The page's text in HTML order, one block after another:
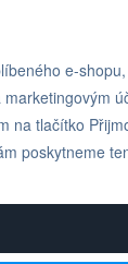
e-
na tlačítko
poskytneme